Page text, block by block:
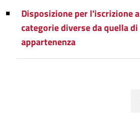
Disposizione per l'iscrizione a
categorie diverse da quella di
appartenenza